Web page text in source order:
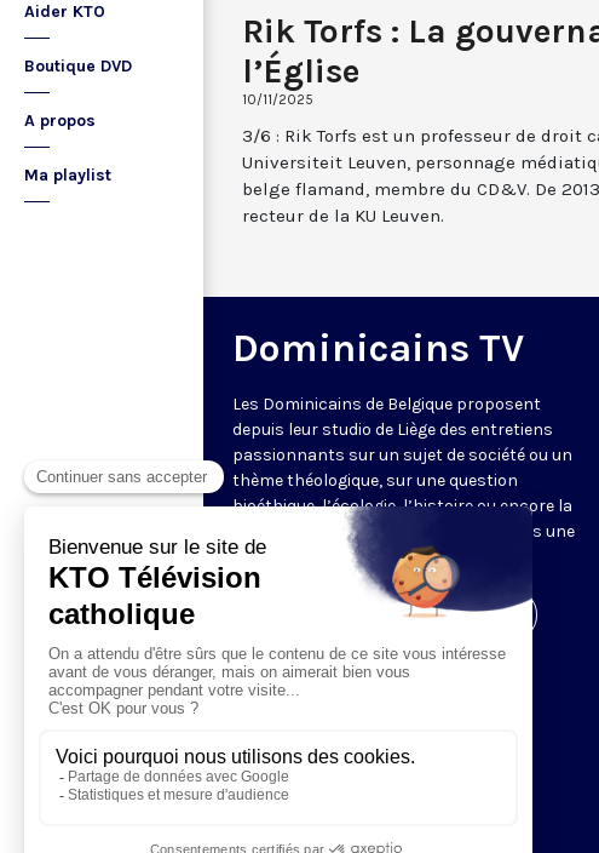
Aider KTO
Boutique DVD
A propos
Ma playlist
Rik Torfs : La
l’Église
10/11/2025
3/6 : Rik Torfs est un professeur de droit
Universiteit Leuven, personnage
belge flamand, membre du CD&V. De
recteur de la KU Leuven.
Dominicains TV
Les Dominicains de Belgique proposent
depuis leur studio de Liège des entretiens
passionnants sur un sujet de société ou un
thème théologique, sur une question
bioéthique, l’écologie, l’histoire ou encore la
littérature. Ces entretiens sont diffusés une
fois par semaine par KTO.
Visiter la page de l'émission